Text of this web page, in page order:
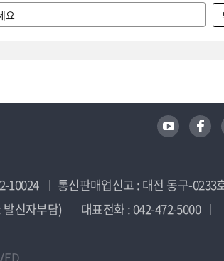
10024
통신판매업신고 : 대전 동구-0233
발신자부담)
대표전화 : 042-472-5000